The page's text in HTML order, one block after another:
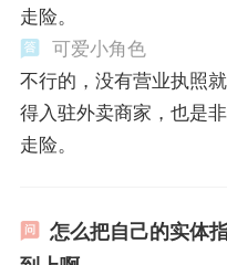
走险。
可爱小角色
不行的，没有营业执照
得入驻外卖商家，也是
走险。
怎么把自己的实体